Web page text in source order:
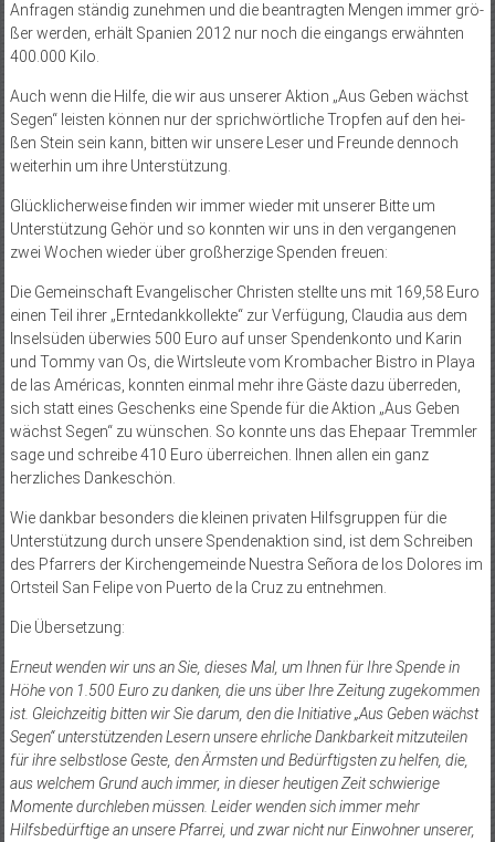
Anfragen ständig zunehmen und die beantragten Mengen immer grö­
ßer werden, erhält Spanien 2012 nur noch die eingangs erwähnten
400.000 Kilo.
Auch wenn die Hilfe, die wir aus unserer Aktion „Aus Geben wächst
Segen“ leisten können nur der sprichwörtliche Tropfen auf den hei­
ßen Stein sein kann, bitten wir unsere Leser und Freunde dennoch
weiterhin um ihre Unterstützung.
Glücklicherweise finden wir immer wieder mit unserer Bitte um
Unterstützung Ge­hör und so konnten wir uns in den vergangenen
zwei Wochen wieder über groß­herzige Spenden freuen:
Die Gemeinschaft Evangelischer Christen stellte uns mit 169,58 Euro
einen Teil ihrer „Erntedankkollekte“ zur Verfügung, Claudia aus dem
Inselsüden überwies 500 Euro auf unser Spendenkonto und Karin
und Tommy van Os, die Wirtsleute vom Krombacher Bistro in Playa
de las Américas, konnten einmal mehr ihre Gäste dazu überreden,
sich statt eines Geschenks eine Spende für die Aktion „Aus Geben
wächst Segen“ zu wünschen. So konnte uns das Ehepaar Tremmler
sage und schreibe 410 Euro überreichen. Ihnen allen ein ganz
herzliches Dankeschön.
Wie dankbar besonders die kleinen privaten Hilfsgruppen für die
Unterstützung durch unsere Spendenaktion sind, ist dem Schreiben
des Pfarrers der Kirchengemeinde Nuestra Señora de los Dolores im
Ortsteil San Felipe von Puerto de la Cruz zu entnehmen.
Die Übersetzung:
Erneut wenden wir uns an Sie, dieses Mal, um Ihnen für Ihre Spende in
Höhe von 1.500 Euro zu danken, die uns über Ihre Zeitung zugekommen
ist. Gleichzeitig bitten wir Sie darum, den die Initiative „Aus Geben wächst
Segen“ unterstützenden Lesern unsere ehrliche Dankbarkeit mitzuteilen
für ihre selbstlose Geste, den Ärmsten und Bedürftigsten zu helfen, die,
aus welchem Grund auch immer, in dieser heutigen Zeit schwierige
Momente durchleben müssen. Leider wenden sich immer mehr
Hilfsbedürftige an unsere Pfarrei, und zwar nicht nur Einwohner unserer,